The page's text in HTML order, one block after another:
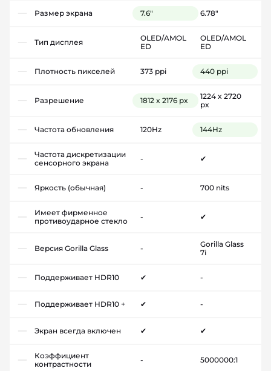
Размер экрана 7.6" 6.78"
Тип дисплея
OLED/AMOL
ED
OLED/AMOL
ED
Плотность пикселей 373 ppi 440 ppi
Разрешение 1812 x 2176 px
1224 x 2720
px
Частота обновления 120Hz 144Hz
Частота дискретизации
сенсорного экрана
- ✔
Яркость (обычная) - 700 nits
Имеет фирменное
противоударное стекло
- ✔
Версия Gorilla Glass -
Gorilla Glass
7i
Поддерживает HDR10 ✔ -
Поддерживает HDR10 + ✔ -
Экран всегда включен ✔ ✔
Коэффициент
контрастности
- 5000000:1